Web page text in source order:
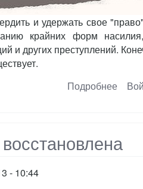
и удержать свое
крайних форм
и других преступлений.
Подробнее
- 10:44